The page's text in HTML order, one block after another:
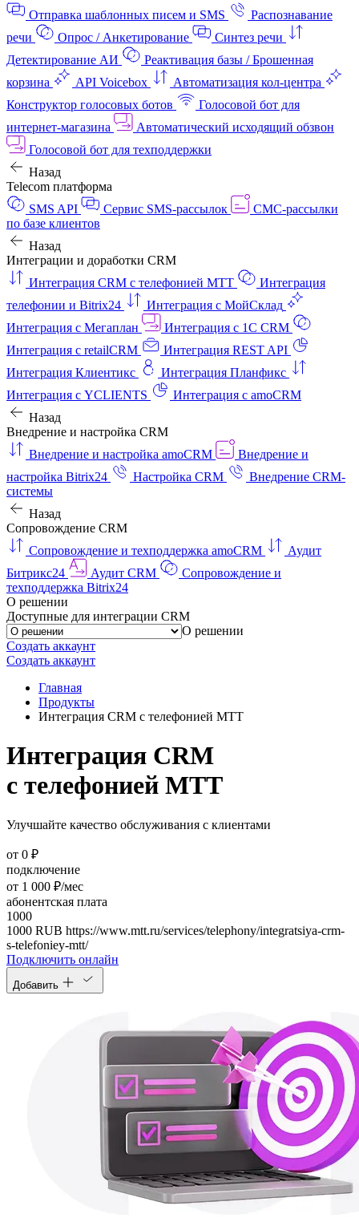
Отправка шаблонных писем и SMS
Распознавание
речи
Опрос / Анкетирование
Синтез речи
Детектирование АИ
Реактивация базы / Брошенная
корзина
API Voicebox
Автоматизация кол‑центра
Конструктор голосовых ботов
Голосовой бот для
интернет‑магазина
Автоматический исходящий обзвон
Голосовой бот для техподдержки
Назад
Telecom платформа
SMS API
Сервис SMS-рассылок
СМС-рассылки
по базе клиентов
Назад
Интеграции и доработки CRM
Интеграция CRM с телефонией МТТ
Интеграция
телефонии и Bitrix24
Интеграция с МойСклад
Интеграция с Мегаплан
Интеграция с 1C CRM
Интеграция с retailCRM
Интеграция REST API
Интеграция Клиентикс
Интеграция Планфикс
Интеграция с YCLIENTS
Интеграция с amoCRM
Назад
Внедрение и настройка CRM
Внедрение и настройка amoCRM
Внедрение и
настройка Bitrix24
Настройка CRM
Внедрение CRM-
системы
Назад
Сопровождение CRM
Сопровождение и техподдержка amoCRM
Аудит
Битрикс24
Аудит CRM
Сопровождение и
техподдержка Bitrix24
О решении
Доступные для интеграции CRM
О решении
Создать аккаунт
Создать аккаунт
Главная
Продукты
Интеграция CRM с телефонией МТТ
Интеграция CRM
с телефонией МТТ
Улучшайте качество обслуживания с клиентами
от 0 ₽
подключение
от 1 000 ₽/мес
абонентская плата
1000
1000 RUB https://www.mtt.ru/services/telephony/integratsiya-crm-
s-telefoniey-mtt/
Подключить онлайн
Добавить